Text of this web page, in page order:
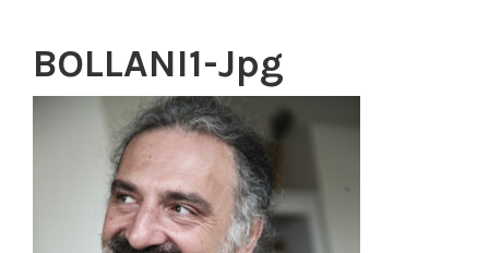
BOLLANI1-Jpg